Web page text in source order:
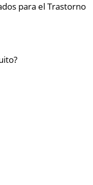
para el Trastorno